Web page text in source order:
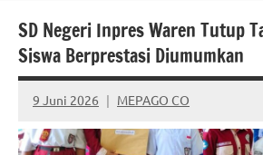
SD Negeri Inpres Waren Tutup
Siswa Berprestasi Diumumkan
9 Juni 2026 MEPAGO CO
No
comments